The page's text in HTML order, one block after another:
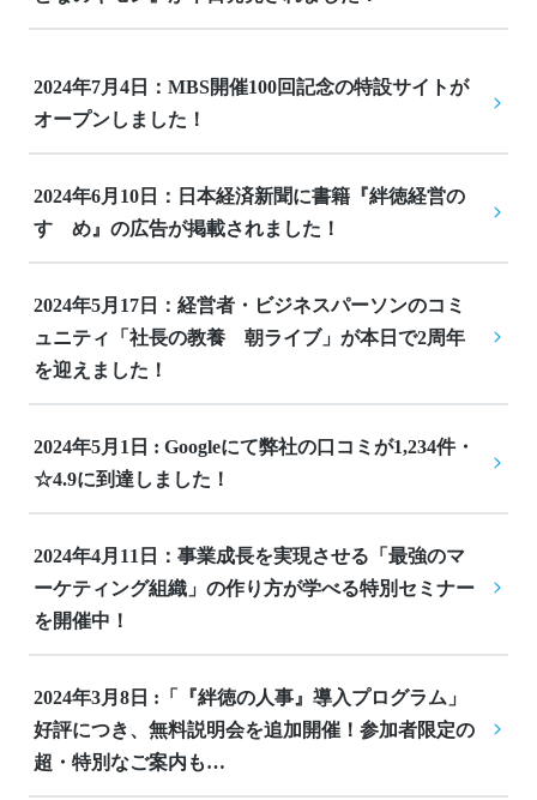
2024年7月4日：MBS開催100回記念の特設サイトが
オープンしました！
2024年6月10日：日本経済新聞に書籍『絆徳経営の
すゝめ』の広告が掲載されました！
2024年5月17日：経営者・ビジネスパーソンのコミ
ュニティ「社長の教養　朝ライブ」が本日で2周年
を迎えました！
2024年5月1日 : Googleにて弊社の口コミが1,234件・
☆4.9に到達しました！
2024年4月11日：事業成長を実現させる「最強のマ
ーケティング組織」の作り方が学べる特別セミナー
を開催中！
2024年3月8日 :「『絆徳の人事』導入プログラム」
好評につき、無料説明会を追加開催！参加者限定の
超・特別なご案内も…